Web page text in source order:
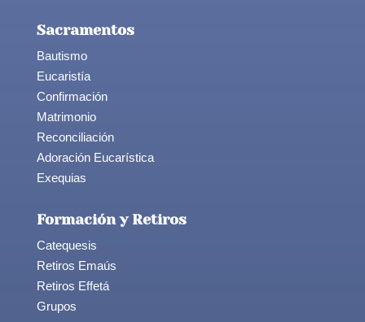
Sacramentos
Bautismo
Eucaristía
Confirmación
Matrimonio
Reconciliación
Adoración Eucarística
Exequias
Formación y Retiros
Catequesis
Retiros Emaús
Retiros Effetá
Grupos